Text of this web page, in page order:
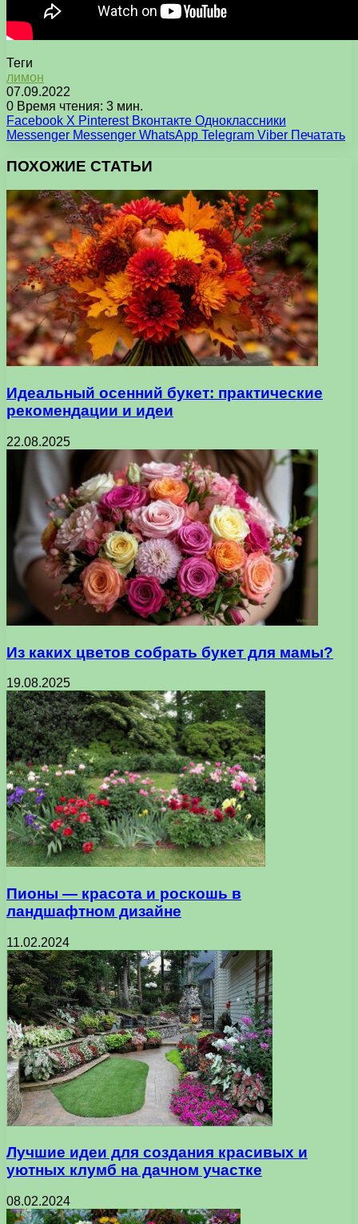
Теги
лимон
07.09.2022
0 Время чтения: 3 мин.
Facebook X Pinterest Вконтакте Одноклассники
Messenger Messenger WhatsApp Telegram Viber Печатать
ПОХОЖИЕ СТАТЬИ
Идеальный осенний букет: практические
рекомендации и идеи
22.08.2025
Из каких цветов собрать букет для мамы?
19.08.2025
Пионы — красота и роскошь в
ландшафтном дизайне
11.02.2024
Лучшие идеи для создания красивых и
уютных клумб на дачном участке
08.02.2024